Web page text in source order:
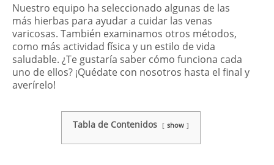
Nuestro equipo ha seleccionado algunas de las
más hierbas para ayudar a cuidar las venas
varicosas. También examinamos otros métodos,
como más actividad física y un estilo de vida
saludable. ¿Te gustaría saber cómo funciona cada
uno de ellos? ¡Quédate con nosotros hasta el final y
averírelo!
Tabla de Contenidos show